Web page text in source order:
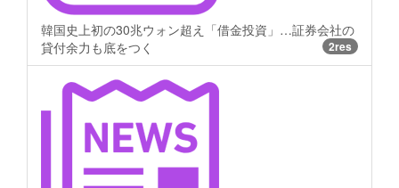
韓国史上初の30兆ウォン超え「借金投資」…証券会社の
貸付余力も底をつく
2res